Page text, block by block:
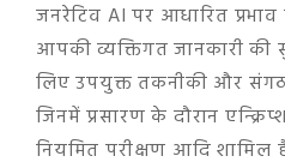
जनरेटिव AI पर आधारित
आपकी व्यक्तिगत जानकारी की
लिए उपयुक्त तकनीकी और
जिनमें प्रसारण के दौरान
नियमित परीक्षण आदि शामिल